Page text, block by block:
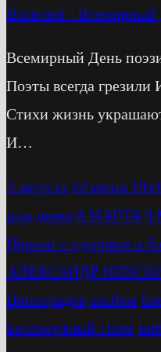
Василий - Всемирный
Всемирный День
Поэты всегда грезили
Стихи жизнь
И…
2 августа 22 июня
рождения 8 МАРТА 9
Церкви о здоровье и
АЛЕКСАНДР
Виноградов альбом
Бессмертный Полк